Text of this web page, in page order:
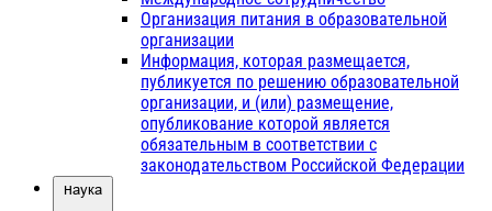
Организация питания в образовательной
организации
Информация, которая размещается,
публикуется по решению образовательной
организации, и (или) размещение,
опубликование которой является
обязательным в соответствии с
законодательством Российской Федерации
Наука